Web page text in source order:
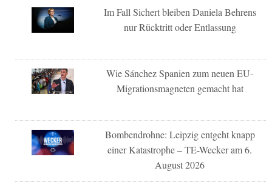
Im Fall Sichert bleiben Daniela Behrens
nur Rücktritt oder Entlassung
Wie Sánchez Spanien zum neuen EU-
Migrationsmagneten gemacht hat
Bombendrohne: Leipzig entgeht knapp
einer Katastrophe – TE-Wecker am 6.
August 2026